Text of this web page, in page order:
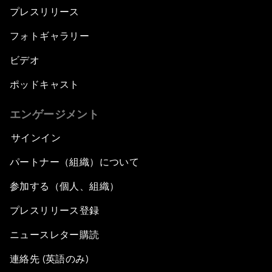
プレスリリース
フォトギャラリー
ビデオ
ポッドキャスト
エンゲージメント
サインイン
パートナー（組織）について
参加する（個人、組織）
プレスリリース登録
ニュースレター購読
連絡先 (英語のみ)